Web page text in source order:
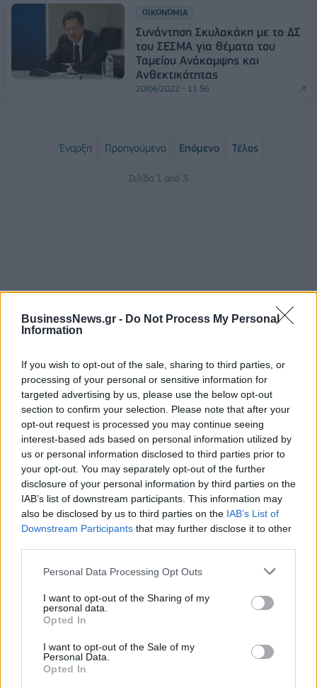
BusinessNews.gr - Do Not Process My Personal
Information
If you wish to opt-out of the sale, sharing to third parties, or
processing of your personal or sensitive information for
targeted advertising by us, please use the below opt-out
section to confirm your selection. Please note that after your
opt-out request is processed you may continue seeing
interest-based ads based on personal information utilized by
us or personal information disclosed to third parties prior to
your opt-out. You may separately opt-out of the further
disclosure of your personal information by third parties on the
IAB’s list of downstream participants. This information may
also be disclosed by us to third parties on the IAB’s List of
Downstream Participants that may further disclose it to other
Personal Data Processing Opt Outs
I want to opt-out of the Sharing of my
personal data.
Opted In
I want to opt-out of the Sale of my
Personal Data.
Opted In
ΟΙΚΟΝΟΜΙΑ
Συνάντηση Σκυλακάκη με το ΔΣ
του ΣΕΣΜΑ για θέματα του
Ταμείου Ανάκαμψης και
Ανθεκτικότητας
20/06/2022 - 11:56
Έναρξη Προηγούμενο Επόμενο Τέλος
Σελίδα 1 από 3
Κορυφώνεται η έξοδος του Αυγούστου – Πάνω από
56.000 επιβάτες αναχωρούν σήμερα από τα
λιμάνια της Αττικής
Δυτική Αττική: Η επόμενη ημέρα μετά τις πυρκαγιές
– Τα έργα Antinero και η «μάχη» πριν από τις
βροχές
08/08/2026 - 14:08 ΕΛΛΑΔΑ
Ειδικό Χωροταξικό για τον Τουρισμό: Οι νέοι
κανόνες για επενδύσεις, νησιά και προορισμούς υπό
08/08/2026 - 13:21 ΤΟΥΡΙΣΜΟΣ
Υπουργείο Εργασίας: Ο “χάρτης” των πληρωμών
από τον e-ΕΦΚΑ και τη ΔΥΠΑ έως τις 14 Αυγούστου
08/08/2026 - 12:58 ΟΙΚΟΝΟΜΙΑ